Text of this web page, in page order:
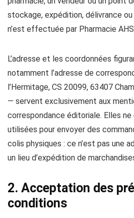
stockage, expédition, délivrance
n’est effectuée par Pharmacie
L’adresse et les coordonnées
notamment l’adresse de
l’Hermitage, CS 20099, 63407
— servent exclusivement aux
correspondance éditoriale. Elles
utilisées pour envoyer des
colis physiques : ce n’est pas une
un lieu d’expédition de
2. Acceptation des
conditions